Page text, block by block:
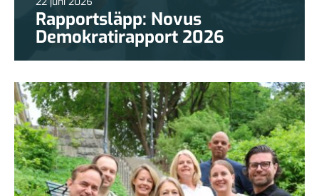
Rapportsläpp: Novus
Demokratirapport 2026